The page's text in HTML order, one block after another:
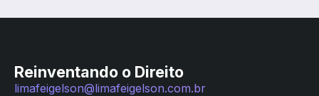
Reinventando o Direito
limafeigelson@limafeigelson.com.br